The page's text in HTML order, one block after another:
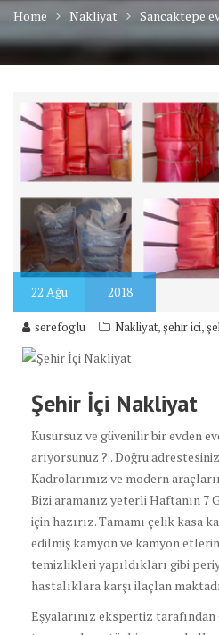
Home Nakliyat Sancaktepe
22 Ağu 2018
serefoglu Nakliyat,şehir ici,
Şehir İçi Nakliyat
Kusursuz ve güvenilir bir evden
arıyorsunuz ?.. Doğru
Kadrolarımız ve modern
Bizi aramanız yeterli Haftanın 7
için hazırız. Tamamı çelik kasa
edilmiş kamyon ve kamyon
temizlikleri yapıldıkları gibi
hastalıklara karşı ilaçlan
Eşyalarınız ekspertiz